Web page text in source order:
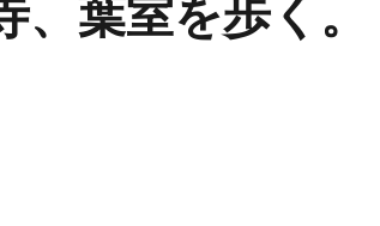
葉室を歩く。